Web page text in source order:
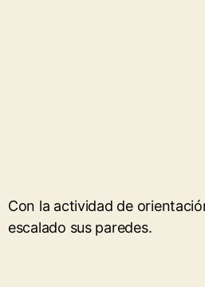
Con la actividad de
escalado sus paredes.